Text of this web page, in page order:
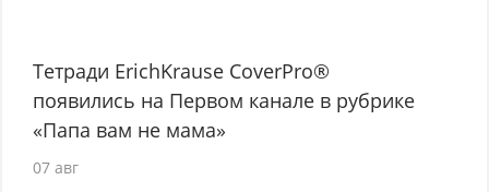
Тетради ErichKrause CoverPro®
появились на Первом канале в рубрике
«Папа вам не мама»
07 авг